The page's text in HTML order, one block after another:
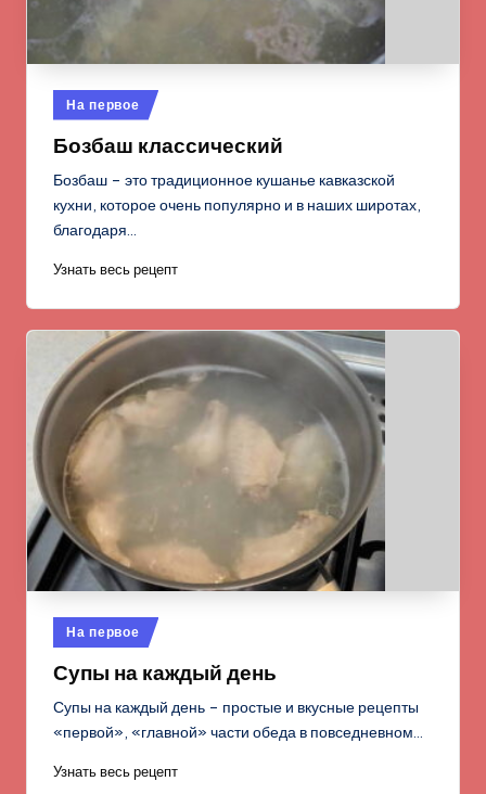
Опубликовано
в
На первое
Бозбаш классический
Бозбаш – это традиционное кушанье кавказской
кухни, которое очень популярно и в наших широтах,
благодаря…
Узнать весь рецепт
Опубликовано
в
На первое
Супы на каждый день
Супы на каждый день – простые и вкусные рецепты
«первой», «главной» части обеда в повседневном…
Узнать весь рецепт